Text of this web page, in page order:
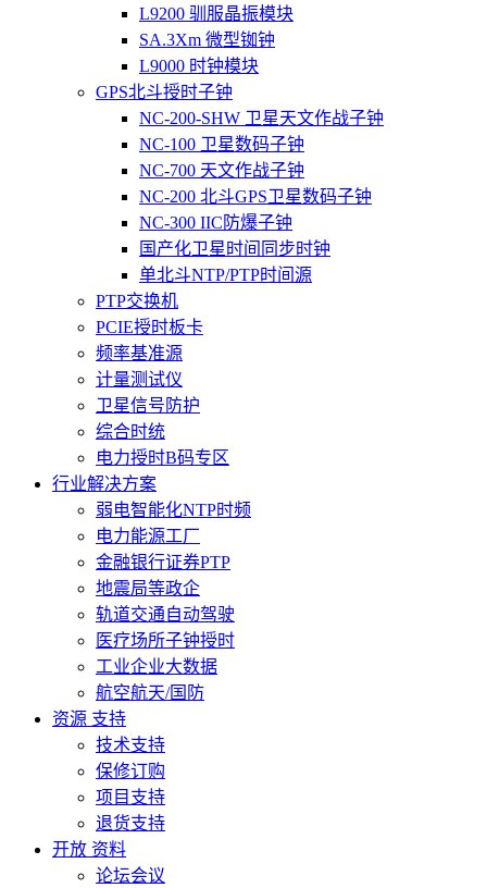
L9200 驯服晶振模块
SA.3Xm 微型铷钟
L9000 时钟模块
GPS北斗授时子钟
NC-200-SHW 卫星天文作战子钟
NC-100 卫星数码子钟
NC-700 天文作战子钟
NC-200 北斗GPS卫星数码子钟
NC-300 IIC防爆子钟
国产化卫星时间同步时钟
单北斗NTP/PTP时间源
PTP交换机
PCIE授时板卡
频率基准源
计量测试仪
卫星信号防护
综合时统
电力授时B码专区
行业解决方案
弱电智能化NTP时频
电力能源工厂
金融银行证券PTP
地震局等政企
轨道交通自动驾驶
医疗场所子钟授时
工业企业大数据
航空航天/国防
资源 支持
技术支持
保修订购
项目支持
退货支持
开放 资料
论坛会议